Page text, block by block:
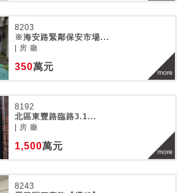
8203
※海安路緊鄰保安市場...
| 房 廳
350萬元
8192
北區東豐路臨路3.1...
| 房 廳
1,500萬元
8243